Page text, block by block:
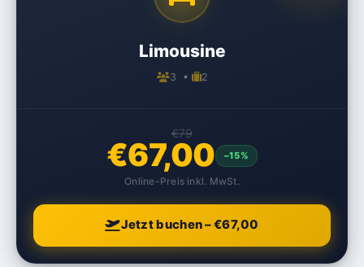
Limousine
3 • 2
€79
€67,00 –15%
Online-Preis inkl. MwSt.
Jetzt buchen – €67,00